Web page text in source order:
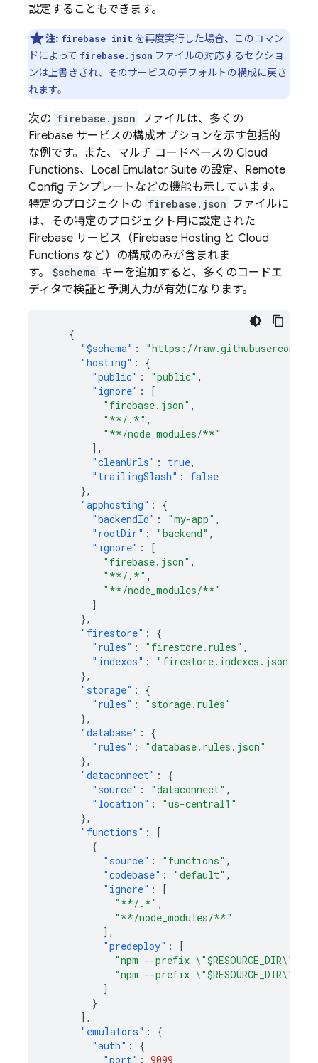
設定することもできます。
注: firebase initを再度実行した場合、このコマン
ドによって firebase.json ファイルの対応するセクショ
ンは上書きされ、そのサービスのデフォルトの構成に戻さ
れます。
次の firebase.json ファイルは、多くの
Firebase サービスの構成オプションを示す包括的
な例です。また、マルチ コードベースの Cloud
Functions、 Local Emulator Suite の設定、 Remote
Config テンプレートなどの機能も示しています。
特定のプロジェクトの firebase.json ファイルに
は、その特定のプロジェクト用に設定された
Firebase サービス（Firebase Hosting と Cloud
Functions など）の構成のみが含まれま
す。
$schema キーを追加すると、多くのコードエ
ディタで検証と予測入力が有効になります。
{
"$schema" :
"https://
"hosting" :
{
"public" : "public" ,
"ignore" :
[
"firebase.json" ,
"**/.*" ,
"**/node_modules/**"
],
"cleanUrls" : true,
"trailingSlash" :
false
},
"apphosting" :
{
"backendId" : "my-app" ,
"rootDir" : "backend" ,
"ignore" :
[
"firebase.json" ,
"**/.*" ,
"**/node_modules/**"
]
},
"firestore" :
{
"rules" : "firestore.rules" ,
"indexes" :
"firestore.indexes.json"
},
"storage" :
{
"rules" :
"storage.rules"
},
"database" :
{
"rules" :
"database.rules.json"
},
"dataconnect" :
{
"source" : "dataconnect" ,
"location" :
"us-central1"
},
"functions" :
[
{
"source" : "functions" ,
"codebase" : "default" ,
"ignore" :
[
"**/.*" ,
"**/node_modules/**"
],
"predeploy" :
[
"npm --prefix \"$RESOURCE_DIR\"
"npm --prefix \"$RESOURCE_DIR\"
]
}
],
"emulators" :
{
"auth" :
{
"port" : 9099